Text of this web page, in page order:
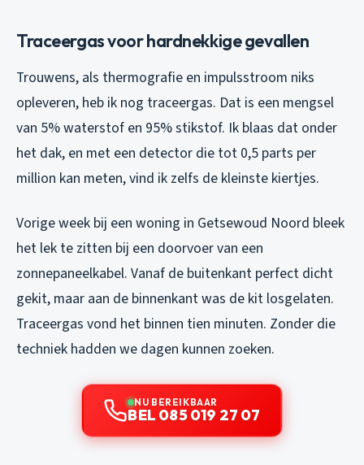
Traceergas voor hardnekkige gevallen
Trouwens, als thermografie en impulsstroom niks
opleveren, heb ik nog traceergas. Dat is een mengsel
van 5% waterstof en 95% stikstof. Ik blaas dat onder
het dak, en met een detector die tot 0,5 parts per
million kan meten, vind ik zelfs de kleinste kiertjes.
Vorige week bij een woning in Getsewoud Noord bleek
het lek te zitten bij een doorvoer van een
zonnepaneelkabel. Vanaf de buitenkant perfect dicht
gekit, maar aan de binnenkant was de kit losgelaten.
Traceergas vond het binnen tien minuten. Zonder die
techniek hadden we dagen kunnen zoeken.
NU BEREIKBAAR
BEL 085 019 27 07